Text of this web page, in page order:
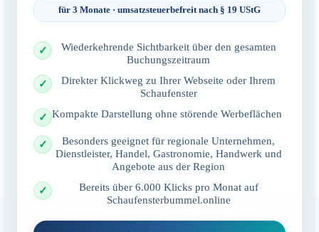
für 3 Monate · umsatzsteuerbefreit nach § 19 UStG
Wiederkehrende Sichtbarkeit über den gesamten
Buchungszeitraum
Direkter Klickweg zu Ihrer Webseite oder Ihrem
Schaufenster
Kompakte Darstellung ohne störende Werbeflächen
Besonders geeignet für regionale Unternehmen,
Dienstleister, Handel, Gastronomie, Handwerk und
Angebote aus der Region
Bereits über 6.000 Klicks pro Monat auf
Schaufensterbummel.online